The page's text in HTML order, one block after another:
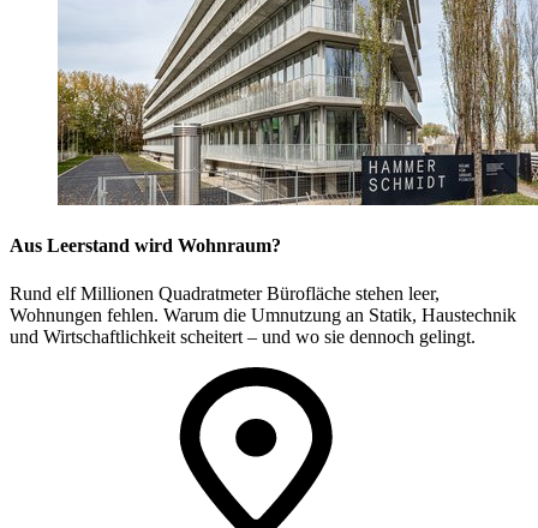
Aus Leerstand wird Wohnraum?
Rund elf Millionen Quadratmeter Bürofläche stehen leer,
Wohnungen fehlen. Warum die Umnutzung an Statik, Haustechnik
und Wirtschaftlichkeit scheitert – und wo sie dennoch gelingt.